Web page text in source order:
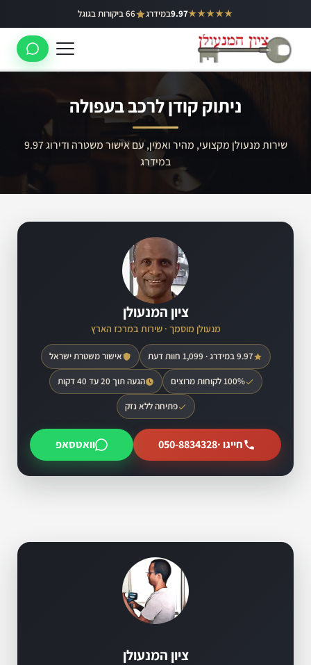
לתוכן
★★★★★
9.97במידרג 66 ביקורות בגוגל באר יעקב
ראשון לציון
רמלה
ניתוק קודן לרכב בעפולה
שירות מנעולן מקצועי, מהיר ואמין, עם אישור משטרה ודירוג 9.97
במידרג
ציון המנעולן
מנעולן מוסמך · שירות במרכז הארץ
9.97 במידרג · 1,099 חוות דעת אישור משטרת ישראל
100% לקוחות מרוצים הגעה תוך 20 עד 40 דקות
פתיחה ללא נזק
חייגו ·050-8834328 וואטסאפ
ציון המנעולן